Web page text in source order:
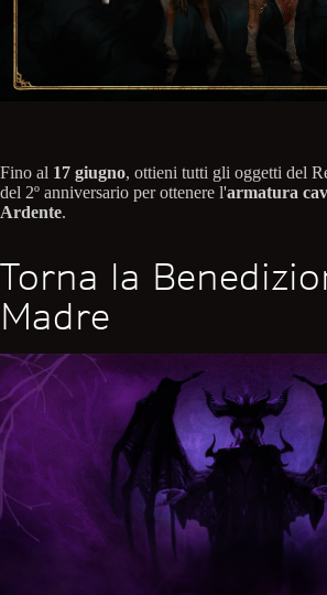
Fino al 17 giugno, ottieni tutti gli oggetti del
del 2º anniversario per ottenere l'armatura
Ardente.
Torna la
Madre